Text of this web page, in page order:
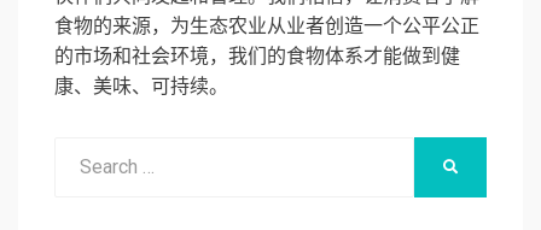
食物的来源，为生态农业从业者创造一个公平公正
的市场和社会环境，我们的食物体系才能做到健
康、美味、可持续。